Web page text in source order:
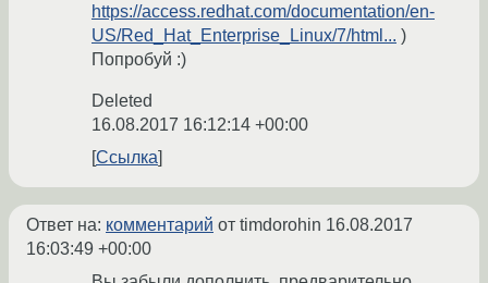
https://access.redhat.com/documentation/en-
US/Red_Hat_Enterprise_Linux/7/html... )
Попробуй :)
Deleted
16.08.2017 16:12:14 +00:00
Ссылка
Ответ на: комментарий от timdorohin 16.08.2017
16:03:49 +00:00